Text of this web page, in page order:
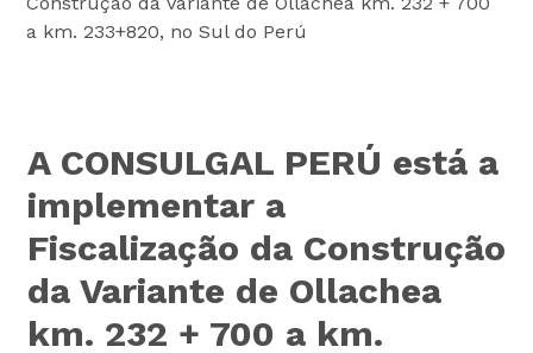
a km. 233+820, no Sul do Perú
A CONSULGAL PERÚ está a
implementar a
Fiscalização da Construção
da Variante de Ollachea
km. 232 + 700 a km.